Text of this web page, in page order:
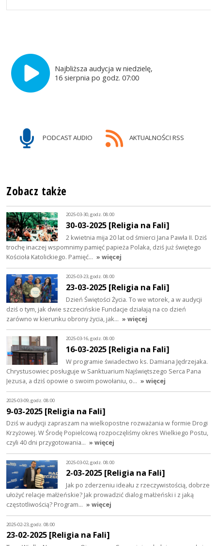
Najbliższa audycja w niedzielę,
16 sierpnia po godz. 07:00
PODCAST AUDIO AKTUALNOŚCI RSS
Zobacz także
2025-03-30, godz. 08:00
30-03-2025 [Religia na Fali]
2 kwietnia mija 20 lat od śmierci Jana Pawła II. Dziś
trochę inaczej wspomnimy pamięć papieża Polaka, dziś już świętego
Kościoła Katolickiego. Pamięć… » więcej
2025-03-23, godz. 08:00
23-03-2025 [Religia na Fali]
Dzień Świętości Życia. To we wtorek, a w audycji
dziś o tym, jak dwie szczecińskie Fundacje działają na co dzień
zarówno w kierunku obrony życia, jak… » więcej
2025-03-16, godz. 08:00
16-03-2025 [Religia na Fali]
W programie świadectwo ks. Damiana Jędrzejaka.
Chrystusowiec posługuje w Sanktuarium Najświętszego Serca Pana
Jezusa, a dziś opowie o swoim powołaniu, o… » więcej
2025-03-09, godz. 08:00
9-03-2025 [Religia na Fali]
Dziś w audycji zapraszam na wielkopostne rozważania w formie Drogi
Krzyżowej. W Środę Popielcową rozpoczęliśmy okres Wielkiego Postu,
czyli 40 dni przygotowania… » więcej
2025-03-02, godz. 08:00
2-03-2025 [Religia na Fali]
Jak po zderzeniu ideału z rzeczywistością, dobrze
ułożyć relacje małżeńskie? Jak prowadzić dialog małżeński i z jaką
częstotliwością? Program… » więcej
2025-02-23, godz. 08:00
23-02-2025 [Religia na Fali]